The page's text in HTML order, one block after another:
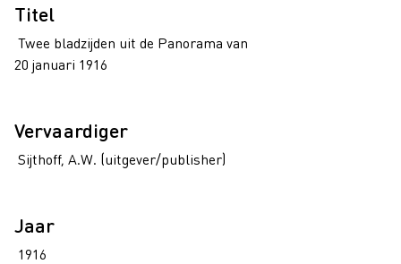
Titel
Twee bladzijden uit de Panorama van
20 januari 1916
Vervaardiger
Sijthoff, A.W. (uitgever/publisher)
Jaar
1916